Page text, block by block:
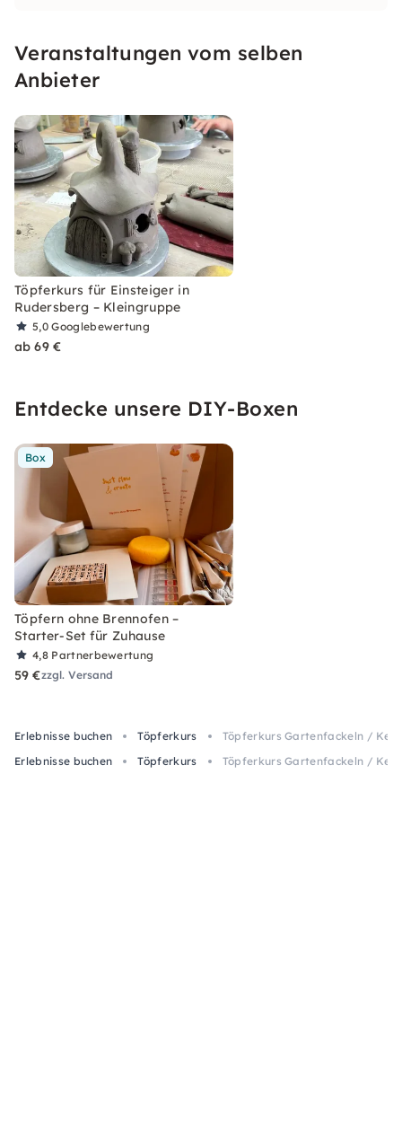
Töpfern einsteigen kannst.
Veranstaltungen vom selben
Anbieter
Töpferkurs für Einsteiger in
Rudersberg – Kleingruppe
5,0Googlebewertung
ab 69 €
Entdecke unsere DIY-Boxen
Box
Töpfern ohne Brennofen –
Starter-Set für Zuhause
4,8 Partnerbewertung
59 €zzgl. Versand
Erlebnisse buchen Töpferkurs
Töpferkurs Gartenfackeln /
Erlebnisse buchen
Töpferkurs Töpferkurs Gartenfackeln /